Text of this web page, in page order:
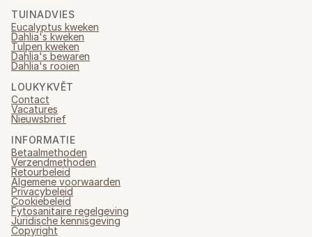
TUINADVIES
Eucalyptus kweken
Dahlia's kweken
Tulpen kweken
Dahlia's bewaren
Dahlia's rooien
LOUKYKVĚT
Contact
Vacatures
Nieuwsbrief
INFORMATIE
Betaalmethoden
Verzendmethoden
Retourbeleid
Algemene voorwaarden
Privacybeleid
Cookiebeleid
Fytosanitaire regelgeving
Juridische kennisgeving
Copyright